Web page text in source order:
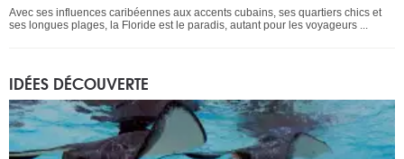
Avec ses influences caribéennes aux accents cubains, ses quartiers chics et
ses longues plages, la Floride est le paradis, autant pour les voyageurs ...
IDÉES DÉCOUVERTE